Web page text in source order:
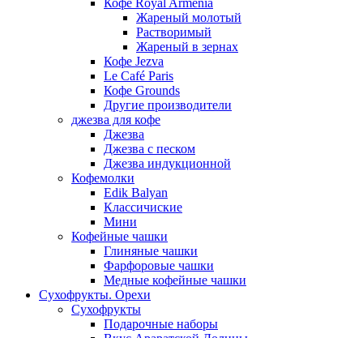
Кофе Royal Armenia
Жареный молотый
Растворимый
Жареный в зернах
Кофе Jezva
Le Café Paris
Кофе Grounds
Другие производители
джезва для кофе
Джезва
Джезва с песком
Джезва индукционной
Кофемолки
Edik Balyan
Классичиские
Мини
Кофейные чашки
Глиняные чашки
Фарфоровые чашки
Медные кофейные чашки
Сухофрукты. Орехи
Сухофрукты
Подарочные наборы